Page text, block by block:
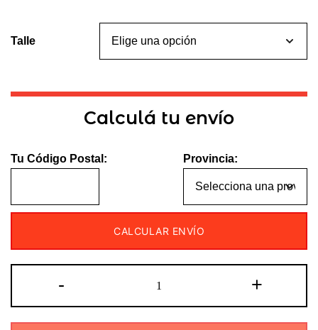
Talle
Calculá tu envío
Tu Código Postal: Provincia:
CALCULAR ENVÍO
-
Térmico
Vértigo
+